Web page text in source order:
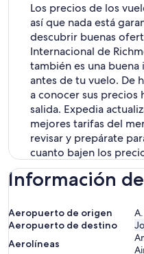
Los precios de los
así que nada está
descubrir buenas
Internacional de
también es una
antes de tu vuelo. De
a conocer sus precios
salida. Expedia
mejores tarifas del
revisar y prepárate
cuanto bajen los
Información
Aeropuerto de origen
Aeropuerto de destino
Aerolíneas